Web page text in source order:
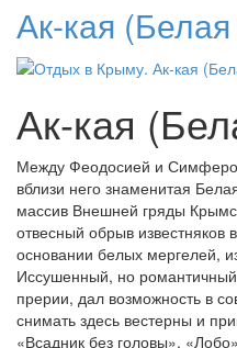
Ак-кая
Ак-кая
Между Феодосией и
вблизи него знаменитая
массив Внешней гряды
отвесный обрыв известняков
основании белых мергелей,
Иссушенный, но
прерии, дал возможность в
снимать здесь вестерны и
«Всадник без головы»,